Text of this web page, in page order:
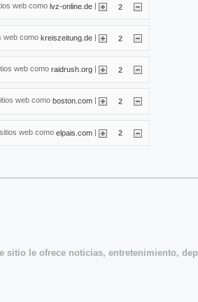
web como lvz-online.de | 2
web como kreiszeitung.de | 2
web como raidrush.org | 2
web como boston.com 2
sitios web como elpais.com | 2
sitio le ofrece noticias, entretenimiento,